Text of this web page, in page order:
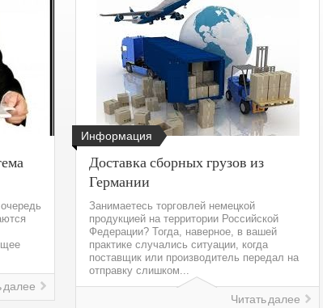
далее
Информация
Доставка сборных грузов из
Германии
Занимаетесь торговлей немецкой
продукцией на территории Российской
Федерации? Тогда, наверное, в вашей
практике случались ситуации, когда
поставщик или производитель передал на
отправку слишком...
Читать далее